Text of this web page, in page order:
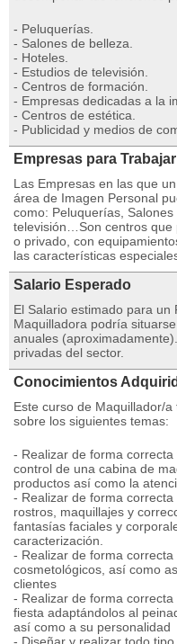
- Peluquerías.
- Salones de belleza.
- Hoteles.
- Estudios de televisión.
- Centros de formación.
- Empresas dedicadas a la
- Centros de estética.
- Publicidad y medios de
Empresas para Trabajar
Las Empresas en las que
área de Imagen Personal
como: Peluquerías,
televisión…Son centros que
o privado, con
las características
Salario Esperado
El Salario estimado para
Maquilladora podría
anuales
privadas del sector.
Conocimientos
Este curso de Maquillador/
sobre los siguientes temas:
- Realizar de forma
control de una cabina de
productos así como la
- Realizar de forma
rostros, maquillajes y
fantasías faciales y
caracterización.
- Realizar de forma
cosmetológicos, así como
clientes
- Realizar de forma
fiesta adaptándolos al
así como a su personalidad